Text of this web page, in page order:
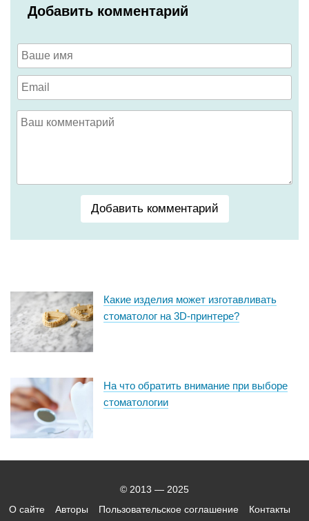
Добавить комментарий
Добавить комментарий
Какие изделия может изготавливать
стоматолог на 3D-принтере?
На что обратить внимание при выборе
стоматологии
© 2013 — 2025
О сайте
Авторы Пользовательское соглашение Контакты